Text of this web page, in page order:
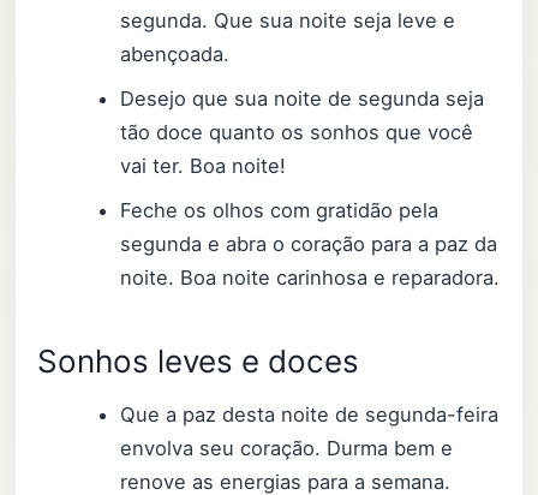
segunda. Que sua noite seja leve e
abençoada.
Desejo que sua noite de segunda seja
tão doce quanto os sonhos que você
vai ter. Boa noite!
Feche os olhos com gratidão pela
segunda e abra o coração para a paz da
noite. Boa noite carinhosa e reparadora.
Sonhos leves e doces
Que a paz desta noite de segunda-feira
envolva seu coração. Durma bem e
renove as energias para a semana.